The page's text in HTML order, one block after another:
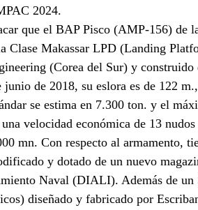
2024.
que el BAP Pisco (AMP-156) de
Clase Makassar LPD (Landing
(Corea del Sur) y
de 2018, su eslora es de 122
se estima en 7.300 ton. y el
velocidad económica de 13
mn. Con respecto al armamento,
y dotado de un nuevo
Naval (DIALI). Además de
diseñado y fabricado por